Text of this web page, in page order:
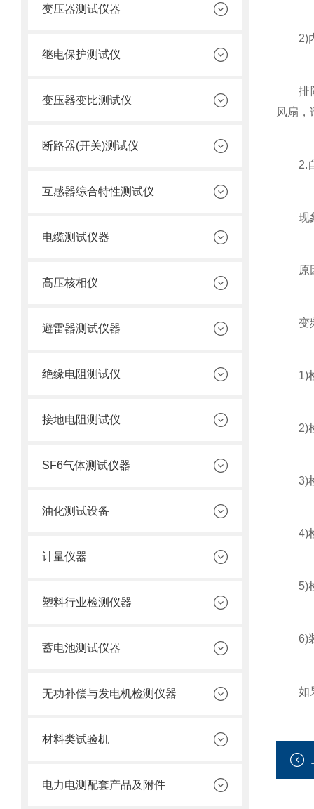
变压器测试仪器
继电保护测试仪
变压器变比测试仪
断路器(开关)测试仪
互感器综合特性测试仪
电缆测试仪器
高压核相仪
避雷器测试仪器
绝缘电阻测试仪
接地电阻测试仪
SF6气体测试仪器
油化测试设备
计量仪器
塑料行业检测仪器
蓄电池测试仪器
无功补偿与发电机检测仪器
材料类试验机
电力电测配套产品及附件
2)内
排除
风扇，
2.自
现象
原因
变频
1)检
2)检
3)检
4)检
5)检
6)装
如果